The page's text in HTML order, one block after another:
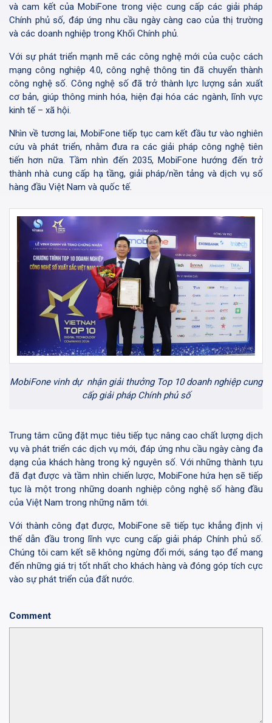
và cam kết của MobiFone trong việc cung cấp các giải pháp
Chính phủ số, đáp ứng nhu cầu ngày càng cao của thị trường
và các doanh nghiệp trong Khối Chính phủ.
Với sự phát triển mạnh mẽ các công nghệ mới của cuộc cách
mạng công nghiệp 4.0, công nghệ thông tin đã chuyển thành
công nghệ số. Công nghệ số đã trở thành lực lượng sản xuất
cơ bản, giúp thông minh hóa, hiện đại hóa các ngành, lĩnh vực
kinh tế – xã hội.
Nhìn về tương lai, MobiFone tiếp tục cam kết đầu tư vào nghiên
cứu và phát triển, nhằm đưa ra các giải pháp công nghệ tiên
tiến hơn nữa. Tầm nhìn đến 2035, MobiFone hướng đến trở
thành nhà cung cấp hạ tầng, giải pháp/nền tảng và dịch vụ số
hàng đầu Việt Nam và quốc tế.
MobiFone vinh dự nhận giải thưởng Top 10 doanh nghiệp cung
cấp giải pháp Chính phủ số
Trung tâm cũng đặt mục tiêu tiếp tục nâng cao chất lượng dịch
vụ và phát triển các dịch vụ mới, đáp ứng nhu cầu ngày càng đa
dạng của khách hàng trong kỷ nguyên số. Với những thành tựu
đã đạt được và tầm nhìn chiến lược, MobiFone hứa hẹn sẽ tiếp
tục là một trong những doanh nghiệp công nghệ số hàng đầu
của Việt Nam trong những năm tới.
Với thành công đạt được, MobiFone sẽ tiếp tục khẳng định vị
thế dẫn đầu trong lĩnh vực cung cấp giải pháp Chính phủ số.
Chúng tôi cam kết sẽ không ngừng đổi mới, sáng tạo để mang
đến những giá trị tốt nhất cho khách hàng và đóng góp tích cực
vào sự phát triển của đất nước.
Comment